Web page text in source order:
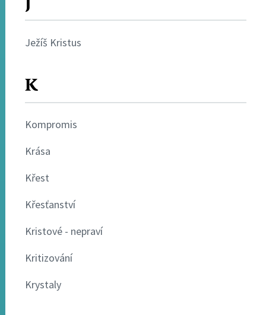
Ježíš Kristus
K
Kompromis
Krása
Křest
Křesťanství
Kristové - nepraví
Kritizování
Krystaly